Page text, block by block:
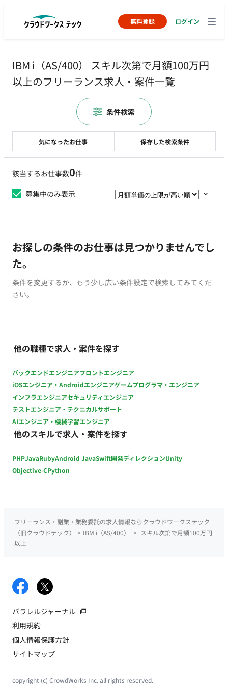
無料登録 ログイン
IBM i（AS/400） スキル次第で月額100万円
以上のフリーランス求人・案件一覧
該当するお仕事数0件
募集中のみ表示
お探しの条件のお仕事は見つかりませんでし
た。
条件を変更するか、もう少し広い条件設定で検索してみてくだ
さい。
他の職種で求人・案件を探す
バックエンドエンジニアフロントエンジニア
iOSエンジニア・Androidエンジニアゲームプログラマ・エンジニア
インフラエンジニアセキュリティエンジニア
テストエンジニア・テクニカルサポート
AIエンジニア・機械学習エンジニア
他のスキルで求人・案件を探す
PHPJavaRubyAndroid JavaSwift開発ディレクションUnity
Objective-CPython
気になったお仕事 保存した検索条件
条件検索
フリーランス・副業・業務委託の求人情報ならクラウドワークステック
（旧クラウドテック）
> IBM i（AS/400） > スキル次第で月額100万円
以上
パラレルジャーナル
利用規約
個人情報保護方針
サイトマップ
copyright (c) CrowdWorks Inc. all rights reserved.